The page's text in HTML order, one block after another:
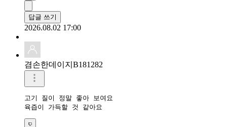
답글 쓰기
2026.08.02 17:00
겸손한데이지B181282
고기 질이 정말 좋아 보여요
육즙이 가득할 것 같아요